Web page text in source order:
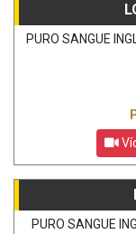
PURO SANGUE
PURO SANGUE